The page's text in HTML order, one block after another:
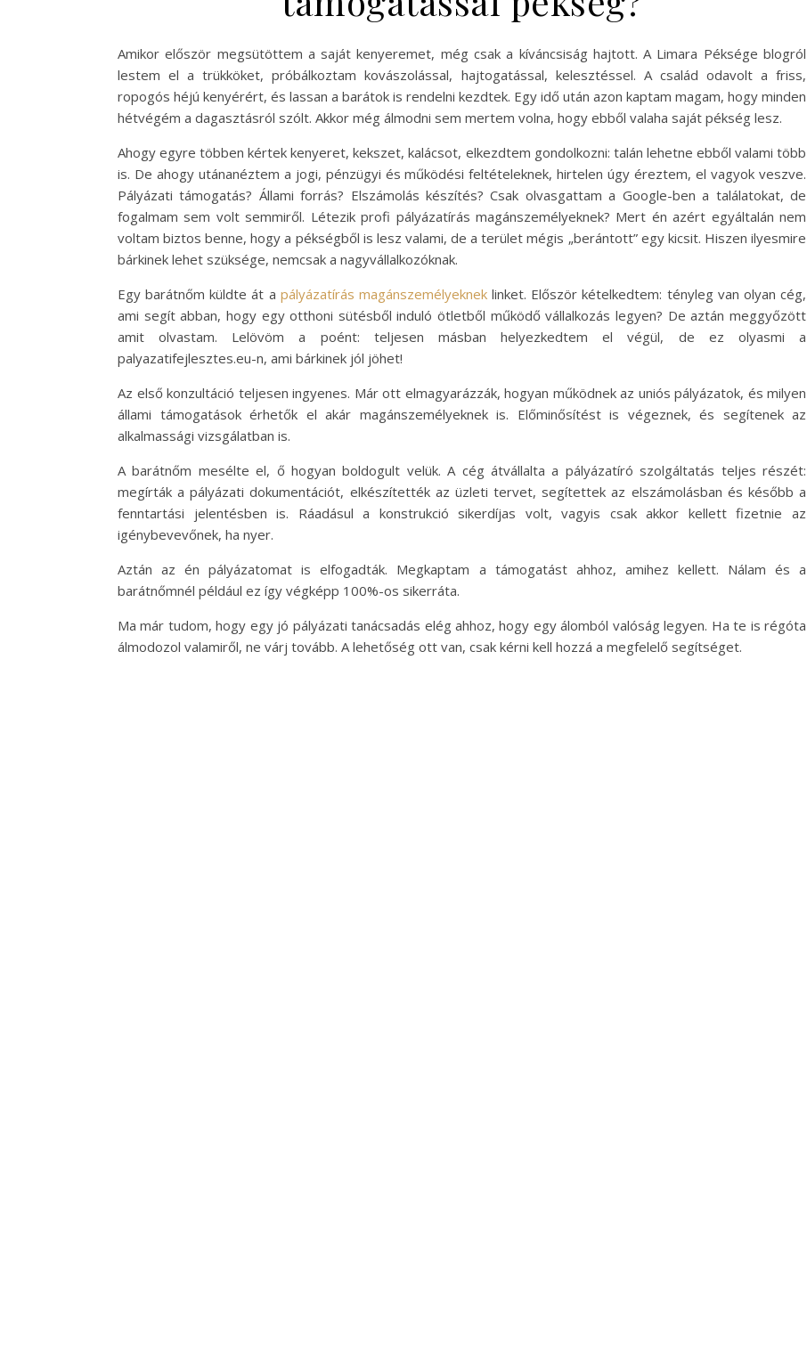
Amikor először megsütöttem a saját kenyeremet, még csak a kíváncsiság hajtott. A Limara Péksége blogról
lestem el a trükköket, próbálkoztam kovászolással, hajtogatással, kelesztéssel. A család odavolt a friss,
ropogós héjú kenyérért, és lassan a barátok is rendelni kezdtek. Egy idő után azon kaptam magam, hogy minden
hétvégém a dagasztásról szólt. Akkor még álmodni sem mertem volna, hogy ebből valaha saját pékség lesz.
Ahogy egyre többen kértek kenyeret, kekszet, kalácsot, elkezdtem gondolkozni: talán lehetne ebből valami több
is. De ahogy utánanéztem a jogi, pénzügyi és működési feltételeknek, hirtelen úgy éreztem, el vagyok veszve.
Pályázati támogatás? Állami forrás? Elszámolás készítés? Csak olvasgattam a Google-ben a találatokat, de
fogalmam sem volt semmiről. Létezik profi pályázatírás magánszemélyeknek? Mert én azért egyáltalán nem
voltam biztos benne, hogy a pékségből is lesz valami, de a terület mégis „berántott” egy kicsit. Hiszen ilyesmire
bárkinek lehet szüksége, nemcsak a nagyvállalkozóknak.
Egy barátnőm küldte át a pályázatírás magánszemélyekneklinket. Először kételkedtem: tényleg van olyan cég,
ami segít abban, hogy egy otthoni sütésből induló ötletből működő vállalkozás legyen? De aztán meggyőzött
amit olvastam. Lelövöm a poént: teljesen másban helyezkedtem el végül, de ez olyasmi a
palyazatifejlesztes.eu-n, ami bárkinek jól jöhet!
Az első konzultáció teljesen ingyenes. Már ott elmagyarázzák, hogyan működnek az uniós pályázatok, és milyen
állami támogatások érhetők el akár magánszemélyeknek is. Előminősítést is végeznek, és segítenek az
alkalmassági vizsgálatban is.
A barátnőm mesélte el, ő hogyan boldogult velük. A cég átvállalta a pályázatíró szolgáltatás teljes részét:
megírták a pályázati dokumentációt, elkészítették az üzleti tervet, segítettek az elszámolásban és később a
fenntartási jelentésben is. Ráadásul a konstrukció sikerdíjas volt, vagyis csak akkor kellett fizetnie az
igénybevevőnek, ha nyer.
Aztán az én pályázatomat is elfogadták. Megkaptam a támogatást ahhoz, amihez kellett. Nálam és a
barátnőmnél például ez így végképp 100%-os sikerráta.
Ma már tudom, hogy egy jó pályázati tanácsadás elég ahhoz, hogy egy álomból valóság legyen. Ha te is régóta
álmodozol valamiről, ne várj tovább. A lehetőség ott van, csak kérni kell hozzá a megfelelő segítséget.